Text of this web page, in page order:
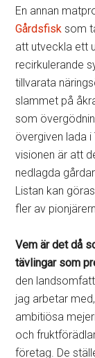
En annan
Gårdsfisk som
att utveckla ett
recirkulerande
tillvarata
slammet på
som
övergiven lada
visionen är att
nedlagda
Listan kan
fler av
Vem är det då
tävlingar som
den
jag arbetar
ambitiösa
och
företag. De